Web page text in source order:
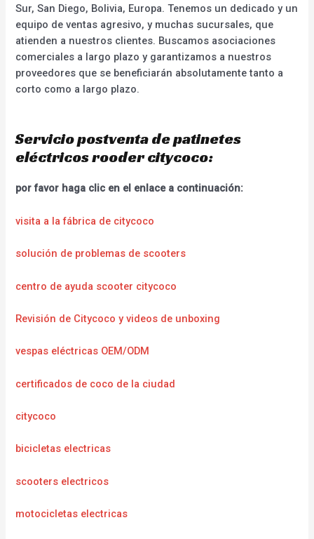
Sur, San Diego, Bolivia, Europa. Tenemos un dedicado y un
equipo de ventas agresivo, y muchas sucursales, que
atienden a nuestros clientes. Buscamos asociaciones
comerciales a largo plazo y garantizamos a nuestros
proveedores que se beneficiarán absolutamente tanto a
corto como a largo plazo.
Servicio postventa de patinetes
eléctricos rooder citycoco:
por favor haga clic en el enlace a continuación:
visita a la fábrica de citycoco
solución de problemas de scooters
centro de ayuda scooter citycoco
Revisión de Citycoco y videos de unboxing
vespas eléctricas OEM/ODM
certificados de coco de la ciudad
citycoco
bicicletas electricas
scooters electricos
motocicletas electricas